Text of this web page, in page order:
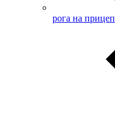
рога на прицеп